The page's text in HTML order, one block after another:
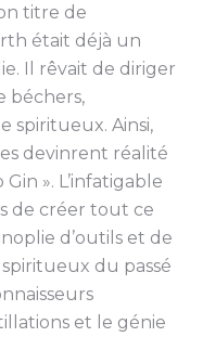
titre de
était déjà un
Il rêvait de diriger
béchers,
spiritueux. Ainsi,
devinrent réalité
». L’infatigable
de créer tout ce
d’outils et de
du passé
et le génie